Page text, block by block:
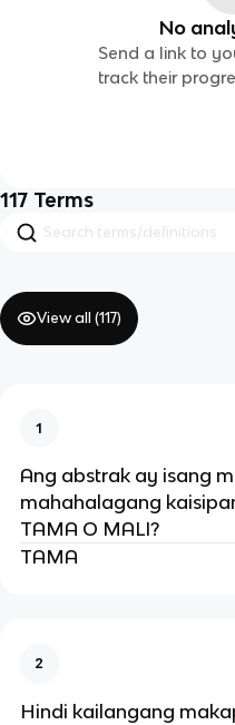
No
Send a link to
track their
117 Terms
View all (117)
1
Ang abstrak ay isang
mahahalagang
TAMA O MALI?
TAMA
2
Hindi kailangang